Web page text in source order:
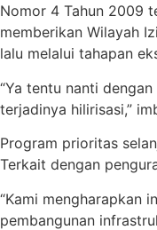
Nomor 4 Tahun 2009
memberikan Wilayah
lalu melalui tahapan
“Ya tentu nanti
terjadinya hilirisasi,”
Program prioritas
Terkait dengan
“Kami mengharapkan
pembangunan